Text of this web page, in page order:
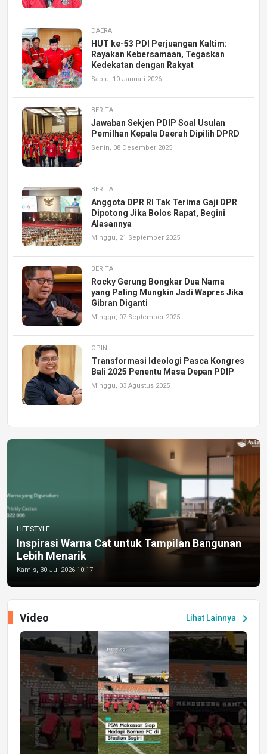
DAERAH
HUT ke-53 PDI Perjuangan Kaltim:
Rayakan Kebersamaan, Tegaskan
Kedekatan dengan Rakyat
Sabtu, 10 Januari 2026
BERITA
Jawaban Sekjen PDIP Soal Usulan
Pemilhan Kepala Daerah Dipilih DPRD
Senin, 08 Desember 2025
BERITA
Anggota DPR RI Tak Terima Gaji DPR
Dipotong Jika Bolos Rapat, Begini
Alasannya
Minggu, 21 September 2025
BERITA
Rocky Gerung Bongkar Dua Nama
yang Paling Mungkin Jadi Wapres Jika
Gibran Diganti
Minggu, 07 September 2025
OPINI
Transformasi Ideologi Pasca Kongres
Bali 2025 Penentu Masa Depan PDIP
Minggu, 03 Agustus 2025
LIFESTYLE
Inspirasi Warna Cat untuk Tampilan Bangunan
Lebih Menarik
Kamis, 30 Jul 2026 10:17
Lihat Lainnya chevron_right
Video